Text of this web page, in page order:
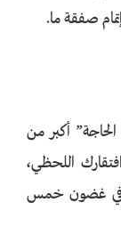
صفقة ما.
أكبر من
اللحظي،
في غضون خمس